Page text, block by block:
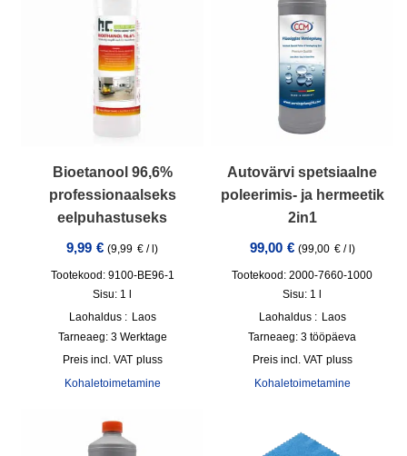
Bioetanool 96,6%
professionaalseks
eelpuhastuseks
9,99 € (9,99 € / )
Tootekood: 9100-BE96-1
Sisu: 1 l
Laohaldus : Laos
Tarneaeg: 3 Werktage
incl. VAT pluss
Kohaletoimetamine
Autovärvi spetsiaalne
poleerimis- ja hermeetik
2in1
99,00 € (99,00 €/ )
Tootekood: 2000-7660-1000
Sisu: 1 l
Laohaldus : Laos
Tarneaeg: 3 tööpäeva
incl. VAT pluss
Kohaletoimetamine